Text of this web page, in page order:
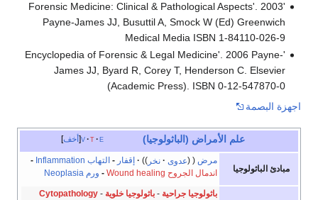
'Forensic Medicine: Clinical & Pathological Aspects'. 2003
Payne-James JJ, Busuttil A, Smock W (Ed) Greenwich
Medical Media ISBN 1-84110-026-9
'Encyclopedia of Forensic & Legal Medicine'. 2006 Payne-
James JJ, Byard R, Corey T, Henderson C. Elsevier
(Academic Press). ISBN 0-12-547870-0
اجهزة البصمة
أخف v t e علم الأمراض (الباثولوجيا)
مبادئ الباثولوجيا
مرض عدوى نخر إقفار - التهاب Inflammation
-
اندمال الجروح Wound healing
- ورم Neoplasia
باثولوجيا جراحية -باثولوجيا خلوية Cytopathology-